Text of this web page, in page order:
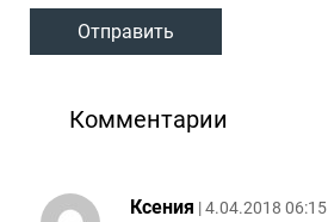
Комментарии
Ксения | 4.04.2018 06:15